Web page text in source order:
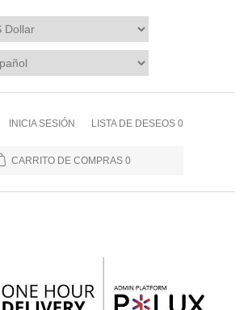
INICIA SESIÓN LISTA DE DESEOS 0
CARRITO DE COMPRAS 0